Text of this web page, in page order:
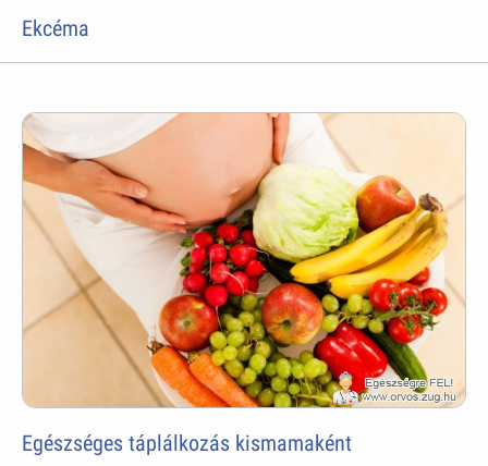
Ekcéma
Egészséges táplálkozás kismamaként